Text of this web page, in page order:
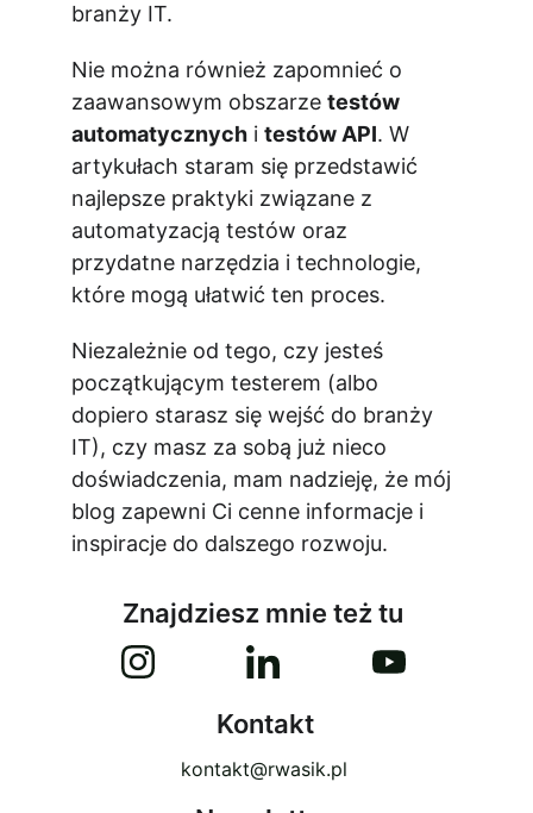
branży IT.
Nie można również zapomnieć o
zaawansowym obszarze testów
automatycznych i testów API. W
artykułach staram się przedstawić
najlepsze praktyki związane z
automatyzacją testów oraz
przydatne narzędzia i technologie,
które mogą ułatwić ten proces.
Niezależnie od tego, czy jesteś
początkującym testerem (albo
dopiero starasz się wejść do branży
IT), czy masz za sobą już nieco
doświadczenia, mam nadzieję, że mój
blog zapewni Ci cenne informacje i
inspiracje do dalszego rozwoju.
Kontakt
kontakt@rwasik.pl
Znajdziesz mnie też tu